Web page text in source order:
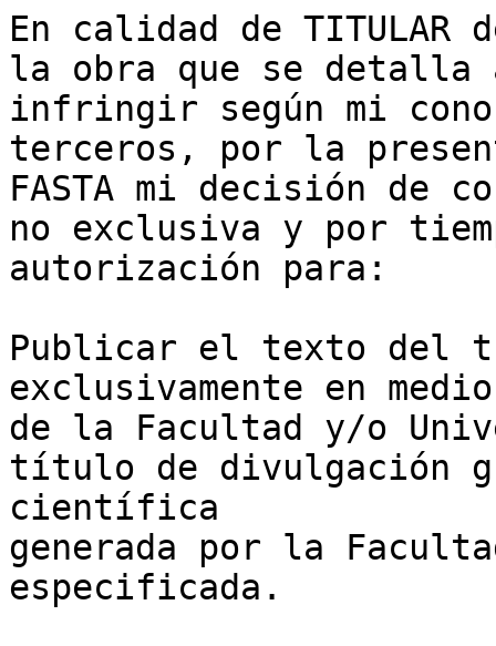
En calidad de
la obra que se
infringir según mi
terceros, por la
FASTA mi decisión de
no exclusiva y por
autorización para:
Publicar el texto del
exclusivamente en
de la Facultad y/o
título de divulgación
científica
generada por la
especificada.